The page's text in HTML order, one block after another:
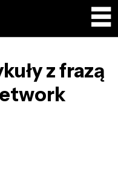
z frazą